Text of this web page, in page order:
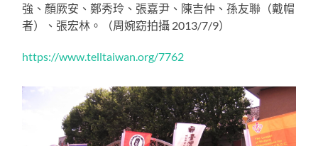
強、顏厥安、鄭秀玲、張嘉尹、陳吉仲、孫友聯（戴帽
者）、張宏林。（周婉窈拍攝 2013/7/9）
https://www.telltaiwan.org/7762